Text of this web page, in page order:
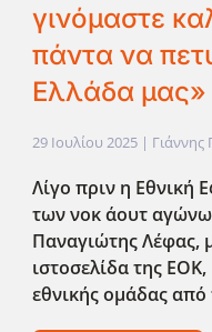
γινόμαστε
πάντα να
Ελλάδα μας»
29 Ιουλίου 2025| Γιάννης
Λίγο πριν η Εθνική
των νοκ άουτ
Παναγιώτης Λέφας,
ιστοσελίδα της
εθνικής ομάδας από